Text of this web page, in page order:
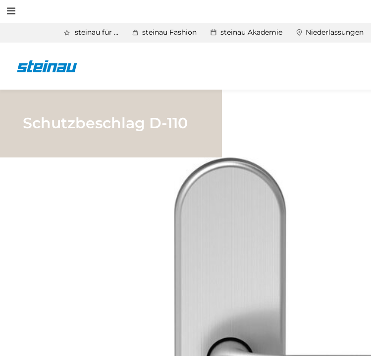
Produkte
Basic Aktionen 2026
steinau für ... steinau Fashion steinau Akademie Niederlassungen
Schutzbeschlag D-110